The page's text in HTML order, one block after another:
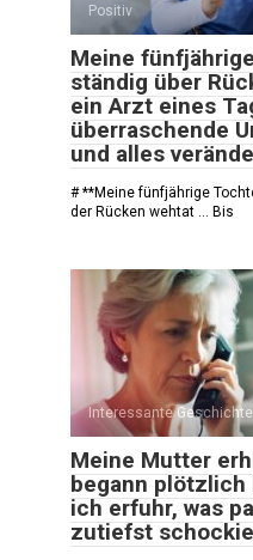
Positiv
Meine
ständig über
ein Arzt eines
überraschende
und alles
# **Meine fünfjährige
der Rücken wehtat … Bis
Interessante
Meine Mutter
begann plötzlich
ich erfuhr, was
zutiefst